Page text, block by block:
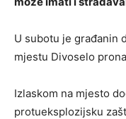
U subotu je građanin
mjestu Divoselo
Izlaskom na mjesto
protueksplozijsku